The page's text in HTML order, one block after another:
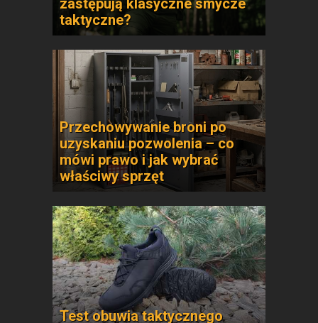
taktyczne?
Przechowywanie broni po
uzyskaniu pozwolenia – co
mówi prawo i jak wybrać
właściwy sprzęt
Test obuwia taktycznego